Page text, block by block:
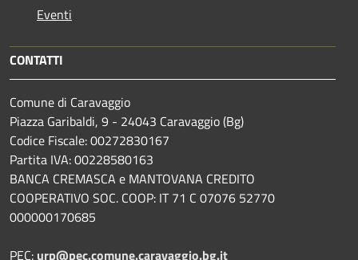
Eventi
CONTATTI
Comune di Caravaggio
Piazza Garibaldi, 9 - 24043 Caravaggio (Bg)
Codice Fiscale: 00272830167
Partita IVA: 00228580163
BANCA CREMASCA e MANTOVANA CREDITO
COOPERATIVO SOC. COOP: IT 71 C 07076 52770
000000170685
PEC: urp@pec.comune.caravaggio.bg.it